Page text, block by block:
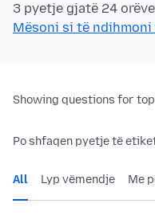
3 pyetje gjatë 24
Mësoni si të ndihmoni
Showing questions for
Po shfaqen pyetje të
All Lyp vëmendje Me